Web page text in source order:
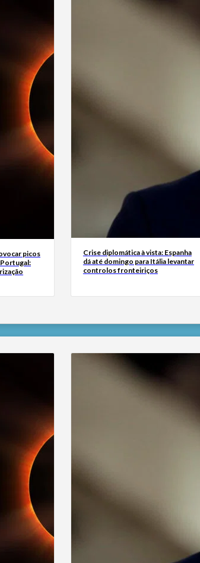
picos
Crise diplomática à vista: Espanha
dá até domingo para Itália levantar
controlos fronteiriços